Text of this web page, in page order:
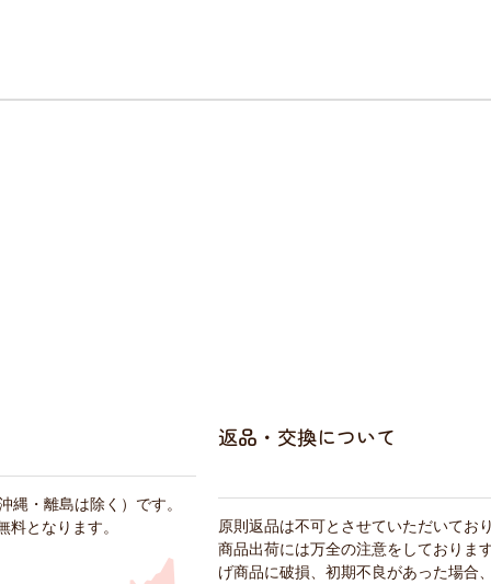
縄・離島は除く）です。
となります。
返品・交換について
原則返品は不可とさせていただいてお
商品出荷には万全の注意をしておりま
げ商品に破損、初期不良があった場合